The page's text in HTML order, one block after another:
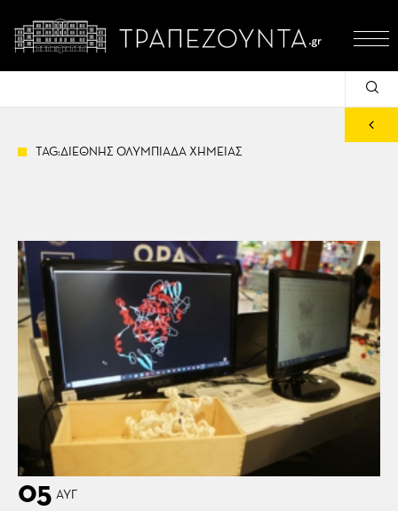
TAG:ΔΙΕΘΝΗΣ ΟΛΥΜΠΙΑΔΑ ΧΗΜΕΙΑΣ
05 ΑΥΓ